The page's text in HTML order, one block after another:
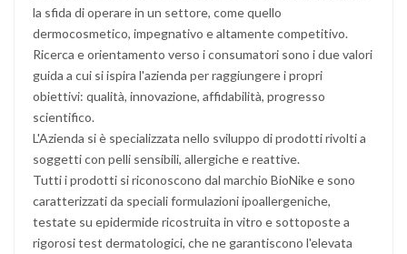
la sfida di operare in un settore, come quello
dermocosmetico, impegnativo e altamente competitivo.
Ricerca e orientamento verso i consumatori sono i due valori
guida a cui si ispira l'azienda per raggiungere i propri
obiettivi: qualità, innovazione, affidabilità, progresso
scientifico.
L'Azienda si è specializzata nello sviluppo di prodotti rivolti a
soggetti con pelli sensibili, allergiche e reattive.
Tutti i prodotti si riconoscono dal marchio BioNike e sono
caratterizzati da speciali formulazioni ipoallergeniche,
testate su epidermide ricostruita in vitro e sottoposte a
rigorosi test dermatologici, che ne garantiscono l'elevata